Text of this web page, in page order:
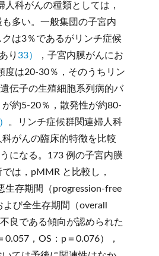
人科がんの種類としては，
多い。一般集団の子宮内
は3％であるがリンチ症候
り33）
，子宮内膜がんにお
度は20-30％，そのうちリン
伝子の生殖細胞系列病的バ
が約5-20％，散発性が約80-
。リンチ症候群関連婦人科
がんの臨床的特徴を比較
になる。173 例の子宮内膜
は，pMMR と比較し，
生存期間（progression-free
び全生存期間（overall
良である傾向が認められた
0.057，OS：p＝0.076），